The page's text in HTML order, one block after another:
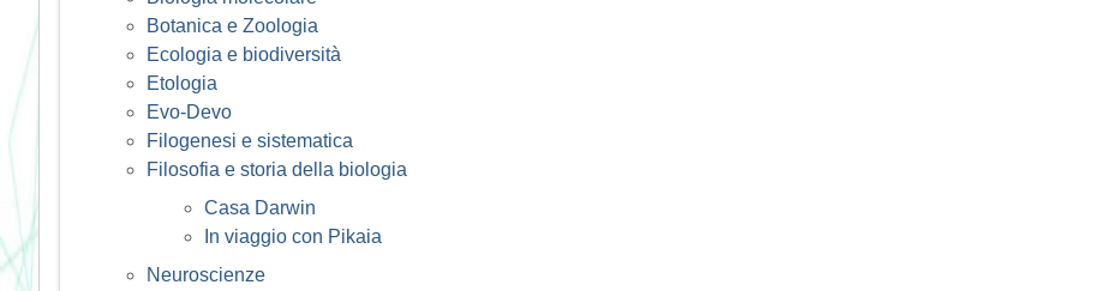
Botanica e Zoologia
Ecologia e biodiversità
Etologia
Evo-Devo
Filogenesi e sistematica
Filosofia e storia della biologia
Casa Darwin
In viaggio con Pikaia
Neuroscienze